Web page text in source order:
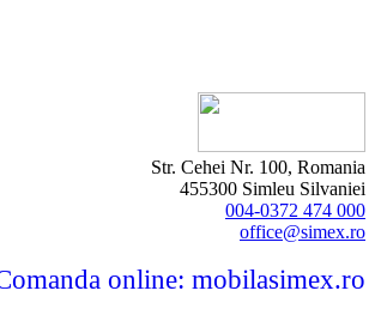
Str. Cehei Nr. 100, Romania
455300 Simleu Silvaniei
004-0372 474 000
office@simex.ro
online: mobilasimex.ro